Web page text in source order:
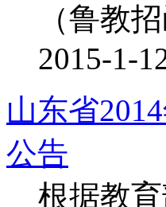
（鲁教
2015-1-
山东省
公告
根据教